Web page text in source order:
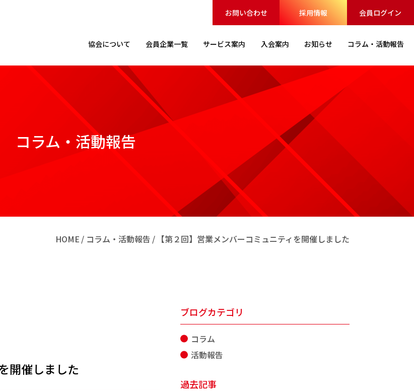
お問い合わせ 採用情報 会員ログイン
協会について 会員企業一覧 サービス案内 入会案内 お知らせ コラム・ 活動報告
コラム・活動報告
HOME コラム・活動報告 【第２回】営業メンバーコミュニティを開催しました
開催しました
ブログカテゴリ
コラム
活動報告
過去記事